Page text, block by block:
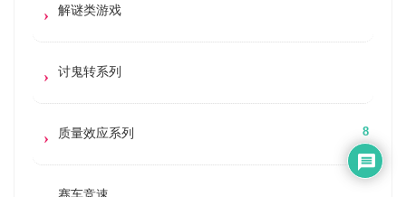
解谜类游戏
讨鬼转系列
质量效应系列 8